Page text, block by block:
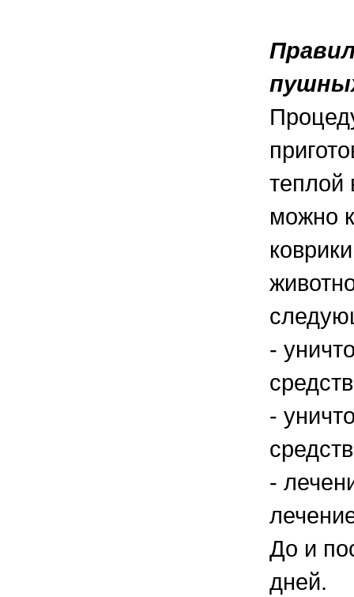
теплой
можно
-
-
-
До и
дней.